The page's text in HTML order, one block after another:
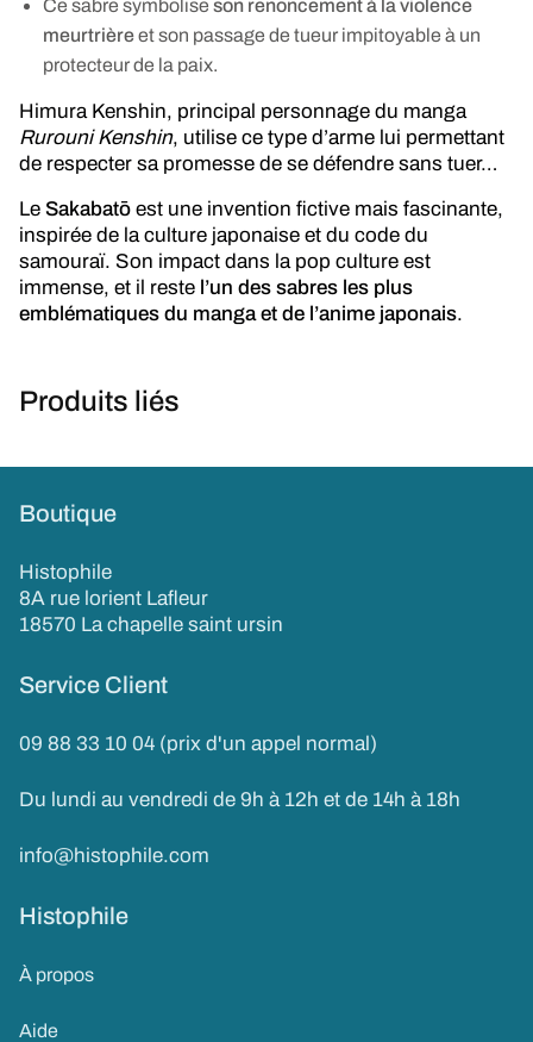
Ce sabre symbolise son renoncement à la violence
meurtrièreet son passage de tueur impitoyable à un
protecteur de la paix.
Himura Kenshin, principal personnage du manga
Rurouni Kenshin, utilise ce type d’arme lui permettant
de respecter sa promesse de se défendre sans tuer…
LeSakabatō est une invention fictive mais fascinante,
inspirée de la culture japonaise et du code du
samouraï. Son impact dans la pop culture est
immense, et il reste l’un des sabres les plus
emblématiques du manga et de l’anime japonais.
Produits liés
Boutique
Histophile
8A rue lorient Lafleur
18570 La chapelle saint ursin
Service Client
09 88 33 10 04 (prix d'un appel normal)
Du lundi au vendredi de 9h à 12h et de 14h à 18h
info@histophile.com
Histophile
À propos
Aide